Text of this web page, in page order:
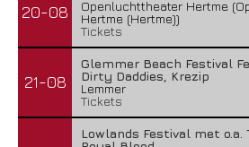
20-08
Openluchttheater Hertme
Hertme (Hertme))
Tickets
21-08
Glemmer Beach Festival
Dirty Daddies, Krezip
Lemmer
Tickets
Lowlands Festival met o.a.